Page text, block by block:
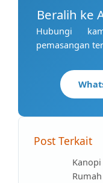
Beralih ke
Hubungi
pemasangan
Post Terkait